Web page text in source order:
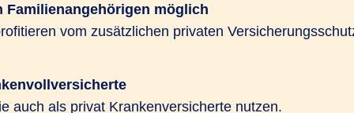
Familienangehörigen möglich
vom zusätzlichen privaten
auch als privat Krankenversicherte nutzen.